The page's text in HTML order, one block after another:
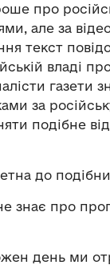
про
але за
текст
владі
газети
за
подібне
до
знає про
день ми